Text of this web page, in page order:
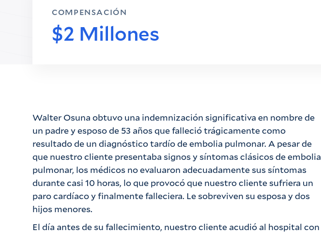
COMPENSACIÓN
$2 Millones
Walter Osuna obtuvo una indemnización significativa en nombre de
un padre y esposo de 53 años que falleció trágicamente como
resultado de un diagnóstico tardío de embolia pulmonar. A pesar de
que nuestro cliente presentaba signos y síntomas clásicos de embolia
pulmonar, los médicos no evaluaron adecuadamente sus síntomas
durante casi 10 horas, lo que provocó que nuestro cliente sufriera un
paro cardíaco y finalmente falleciera. Le sobreviven su esposa y dos
hijos menores.
El día antes de su fallecimiento, nuestro cliente acudió al hospital con